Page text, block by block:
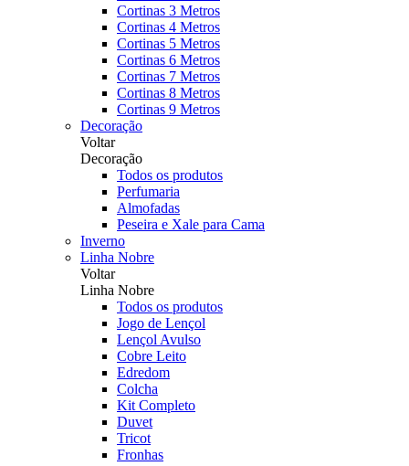
Cortinas 3 Metros
Cortinas 4 Metros
Cortinas 5 Metros
Cortinas 6 Metros
Cortinas 7 Metros
Cortinas 8 Metros
Cortinas 9 Metros
Decoração
Voltar
Decoração
Todos os produtos
Perfumaria
Almofadas
Peseira e Xale para Cama
Inverno
Linha Nobre
Voltar
Linha Nobre
Todos os produtos
Jogo de Lençol
Lençol Avulso
Cobre Leito
Edredom
Colcha
Kit Completo
Duvet
Tricot
Fronhas